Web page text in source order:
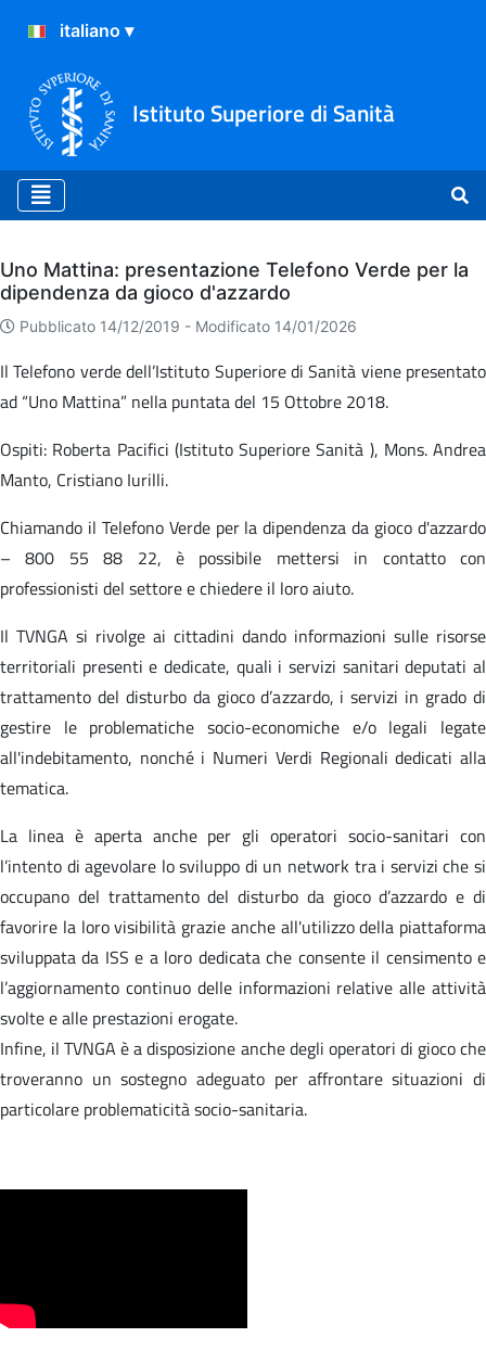
Istituto Superiore di Sanità
Archivio
Uno Mattina: presentazione Telefono Verde per la
dipendenza da gioco d'azzardo
Pubblicato 14/12/2019 - Modificato 14/01/2026
Il Telefono verde dell’Istituto Superiore di Sanità viene presentato
ad “Uno Mattina” nella puntata del 15 Ottobre 2018.
Ospiti: Roberta Pacifici (Istituto Superiore Sanità ), Mons. Andrea
Manto, Cristiano Iurilli.
Chiamando il Telefono Verde per la dipendenza da gioco d'azzardo
– 800 55 88 22, è possibile mettersi in contatto con
professionisti del settore e chiedere il loro aiuto.
Il TVNGA si rivolge ai cittadini dando informazioni sulle risorse
territoriali presenti e dedicate, quali i servizi sanitari deputati al
trattamento del disturbo da gioco d’azzardo, i servizi in grado di
gestire le problematiche socio-economiche e/o legali legate
all'indebitamento, nonché i Numeri Verdi Regionali dedicati alla
tematica.
La linea è aperta anche per gli operatori socio-sanitari con
l’intento di agevolare lo sviluppo di un network tra i servizi che si
occupano del trattamento del disturbo da gioco d’azzardo e di
favorire la loro visibilità grazie anche all'utilizzo della piattaforma
sviluppata da ISS e a loro dedicata che consente il censimento e
l’aggiornamento continuo delle informazioni relative alle attività
svolte e alle prestazioni erogate.
Infine, il TVNGA è a disposizione anche degli operatori di gioco che
troveranno un sostegno adeguato per affrontare situazioni di
particolare problematicità socio-sanitaria.